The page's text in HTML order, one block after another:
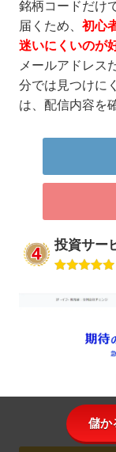
銘柄コードだけ
届くため、初心
迷いにくいのが
メールアドレス
分では見つけに
は、配信内容を
投資サー
儲か